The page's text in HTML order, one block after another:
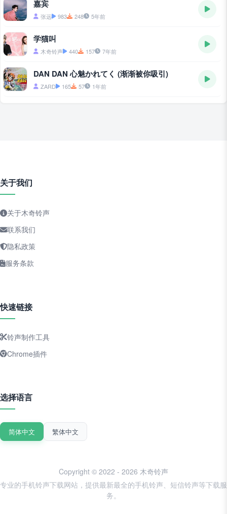
嘉宾
张远 983 248 5年前
学猫叫
木奇铃声 440 157 7年前
DAN DAN 心魅かれてく (渐渐被你吸引)
ZARD 165 57 1年前
关于我们
关于木奇铃声
联系我们
隐私政策
服务条款
快速链接
铃声制作工具
Chrome插件
选择语言
简体中文 繁体中文
Copyright © 2022 - 2026 木奇铃声
专业的手机铃声下载网站，提供最新最全的手机铃声、短信铃声等下载服
务。